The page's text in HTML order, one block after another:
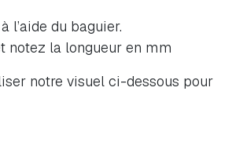
l’aide du baguier.
notez la longueur en mm
notre visuel ci-dessous pour